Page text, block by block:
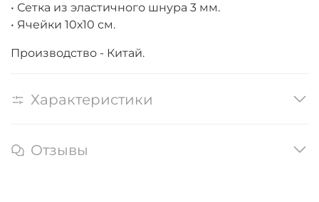
• Сетка из эластичного шнура 3 мм.
• Ячейки 10х10 см.
Производство - Китай.
Характеристики
Отзывы